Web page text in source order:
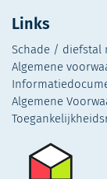
Links
Schade / diefstal
Algemene
Algemene